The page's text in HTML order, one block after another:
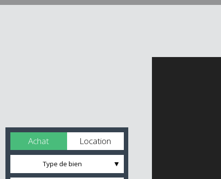
Achat Location
Type de bien